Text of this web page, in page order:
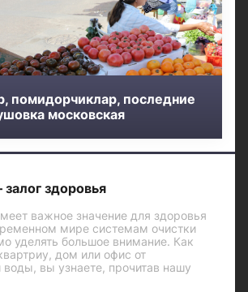
помидорчиклар, последние
московская
залог здоровья
важное значение для здоровья
мире системам очистки
уделять большое внимание. Как
дом или офис от
воды, вы узнаете, прочитав нашу